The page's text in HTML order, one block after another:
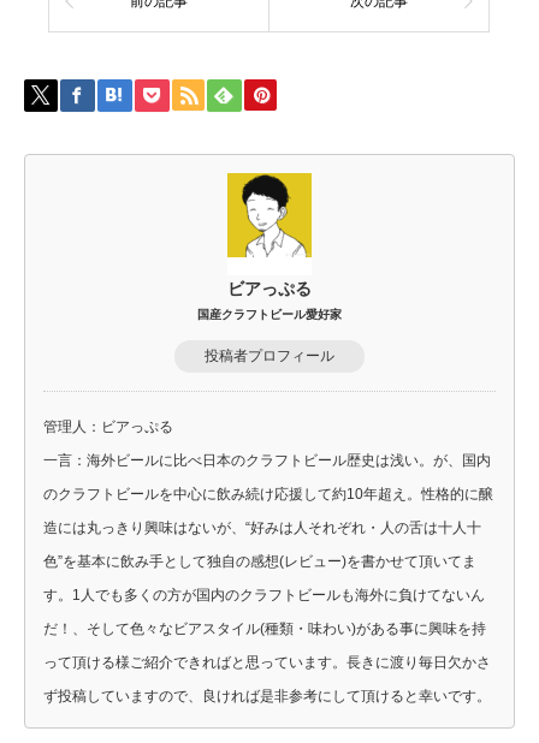
ビアっぷる
国産クラフトビール愛好家
投稿者プロフィール
管理人：ビアっぷる
一言：海外ビールに比べ日本のクラフトビール歴史は浅い。が、国内
のクラフトビールを中心に飲み続け応援して約10年超え。性格的に醸
造には丸っきり興味はないが、“好みは人それぞれ・人の舌は十人十
色”を基本に飲み手として独自の感想(レビュー)を書かせて頂いてま
す。1人でも多くの方が国内のクラフトビールも海外に負けてないん
だ！、そして色々なビアスタイル(種類・味わい)がある事に興味を持
って頂ける様ご紹介できればと思っています。長きに渡り毎日欠かさ
ず投稿していますので、良ければ是非参考にして頂けると幸いです。